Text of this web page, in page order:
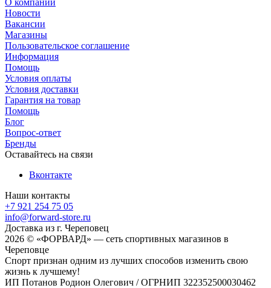
Новости
Вакансии
Магазины
Пользовательское соглашение
Информация
Помощь
Условия оплаты
Условия доставки
Гарантия на товар
Помощь
Блог
Вопрос-ответ
Бренды
Оставайтесь на связи
Вконтакте
Наши контакты
+7 921 254 75 05
info@forward-store.ru
Доставка из г. Череповец
2026 © «ФОРВАРД» — сеть спортивных магазинов в
Череповце
Спорт признан одним из лучших способов изменить свою
жизнь к лучшему!
ИП Потанов Родион Олегович / ОГРНИП 322352500030462